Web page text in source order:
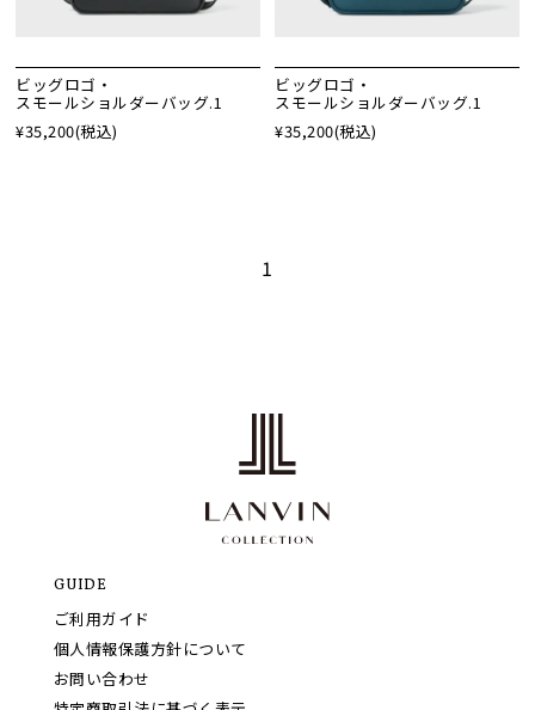
ビッグロゴ・
スモールショルダーバッグ.1
¥35,200(税込)
ビッグロゴ・
スモールショルダーバッグ.1
¥35,200(税込)
1
GUIDE
ご利用ガイド
個人情報保護方針について
お問い合わせ